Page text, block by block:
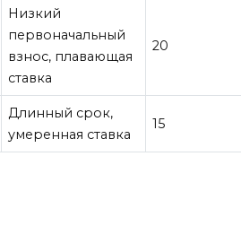
Низкий
первоначальный
взнос, плавающая
ставка
20
Длинный срок,
умеренная ставка
15